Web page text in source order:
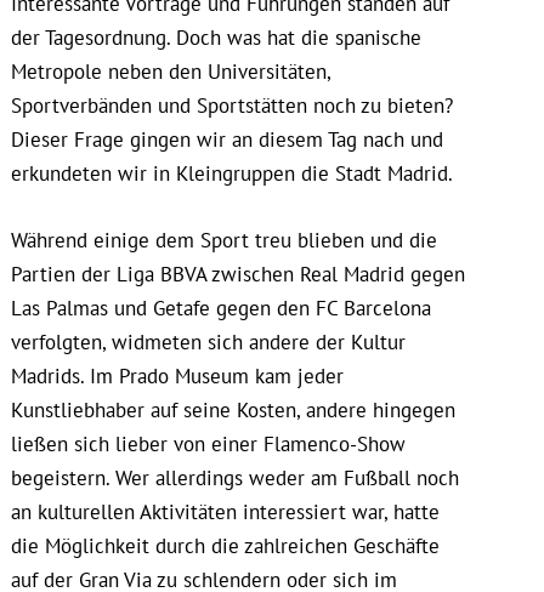
der Tagesordnung. Doch was hat die spanische
Metropole neben den Universitäten,
Sportverbänden und Sportstätten noch zu bieten?
Dieser Frage gingen wir an diesem Tag nach und
erkundeten wir in Kleingruppen die Stadt Madrid.
Während einige dem Sport treu blieben und die
Partien der Liga BBVA zwischen Real Madrid gegen
Las Palmas und Getafe gegen den FC Barcelona
verfolgten, widmeten sich andere der Kultur
Madrids. Im Prado Museum kam jeder
Kunstliebhaber auf seine Kosten, andere hingegen
ließen sich lieber von einer Flamenco-Show
begeistern. Wer allerdings weder am Fußball noch
an kulturellen Aktivitäten interessiert war, hatte
die Möglichkeit durch die zahlreichen Geschäfte
auf der Gran Via zu schlendern oder sich im